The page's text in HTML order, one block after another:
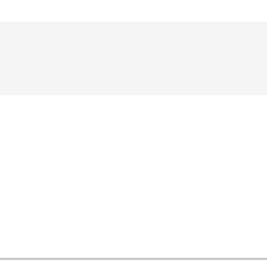
かった場合に、拭き取れ